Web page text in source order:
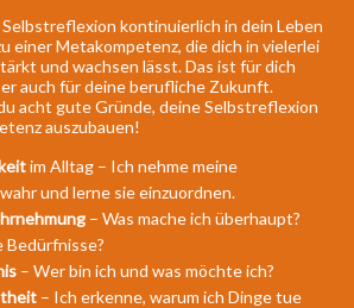
kontinuierlich in dein Leben
einer Metakompetenz, die dich in vielerlei
und wachsen lässt. Das ist für dich
auch für deine berufliche Zukunft.
acht gute Gründe, deine Selbstreflexion
auszubauen!
im Alltag – Ich nehme meine
und lerne sie einzuordnen.
– Was mache ich überhaupt?
Bedürfnisse?
– Wer bin ich und was möchte ich?
– Ich erkenne, warum ich Dinge tue